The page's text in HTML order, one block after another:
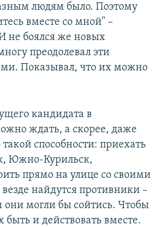
людям было. Поэтому
вместе со мной" –
не боялся же новых
преодолевал эти
Показывал, что их можно
кандидата в
ждать, а скорее, даже
способности: приехать
Южно-Курильск,
прямо на улице со своими
найдутся противники –
они могли бы сойтись. Чтобы
быть и действовать вместе.